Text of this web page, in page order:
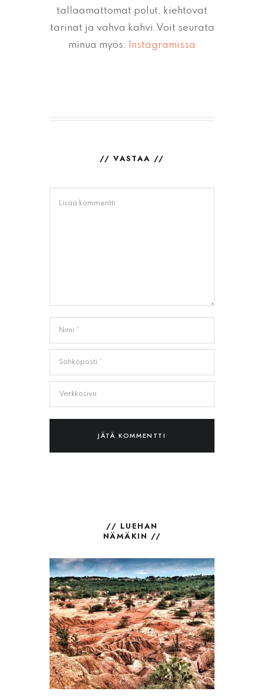
tallaamattomat polut, kiehtovat
tarinat ja vahva kahvi.Voit seurata
minua myös:
Instagramissa
// VASTAA //
// LUEHAN
NÄMÄKIN //